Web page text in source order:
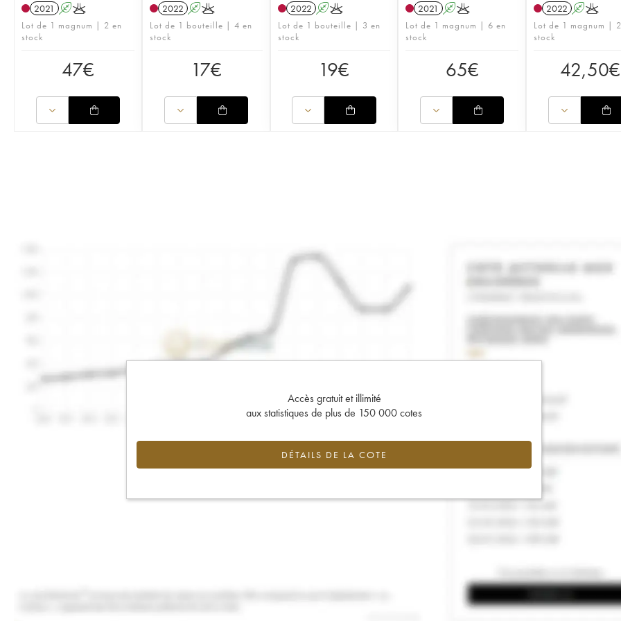
2021
AK
Lot de 1 magnum | 2 en
stock
47€
2022 AK
Lot de 1 bouteille | 4 en
stock
17€
2022 AK
Lot de 1 bouteille | 3 en
stock
19€
2021 AK
Lot de 1 magnum | 6 en
stock
65€
2022 AK
Lot de 1 magnum |
stock
42,50€
Accès gratuit et illimité
aux statistiques de plus de 150 000 cotes
DÉTAILS DE LA COTE